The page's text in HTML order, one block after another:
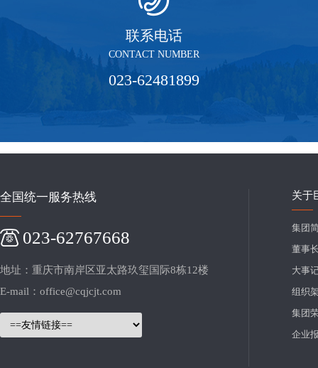
联系电话
CONTACT NUMBER
023-62481899
全国统一服务热线
023-62767668
地址：重庆市南岸区亚太路玖玺国际8栋12楼
E-mail：office@cqjcjt.com
关于
集团
董事
大事
组织
集团
企业